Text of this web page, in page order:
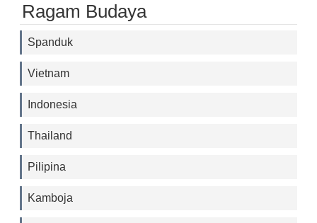
Ragam Budaya
Spanduk
Vietnam
Indonesia
Thailand
Pilipina
Kamboja